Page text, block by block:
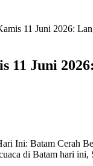
11 Juni 2026:
11 Juni
di Batam hari ini,